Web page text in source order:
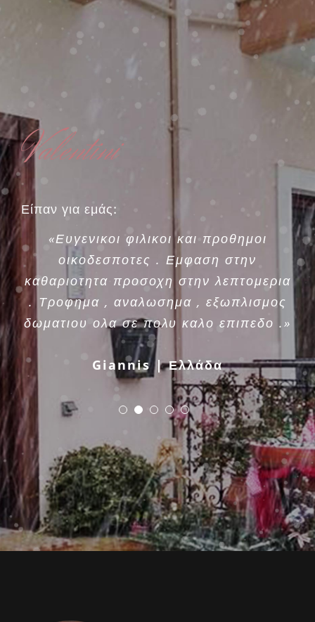
Valentini
Είπαν για εμάς:
«Ευγενικοι φιλικοι και προθημοι
οικοδεσποτες . Εμφαση στην
καθαριοτητα προσοχη στην λεπτομερια
. Τροφημα , αναλωσημα , εξωπλισμος
δωματιου ολα σε πολυ καλο επιπεδο .»
Giannis | Ελλάδα